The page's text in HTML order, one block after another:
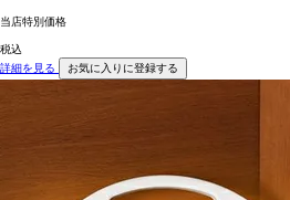
当店特別価格
税込
詳細を見る
お気に入りに登録する